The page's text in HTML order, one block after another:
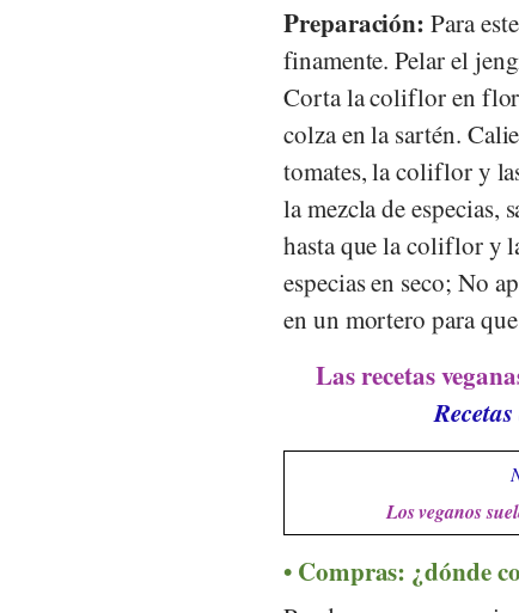
Preparación: Para
finamente. Pelar el
Corta la coliflor en
colza en la sartén.
tomates, la coliflor y
la mezcla de especias,
hasta que la coliflor y
especias en seco; No
en un mortero para
Las recetas
Los veganos
Compras: ¿dónde